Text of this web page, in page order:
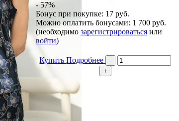
- 57%
Бонус при покупке: 17 руб.
Можно оплатить бонусами: 1 700 руб.
(необходимо зарегистрироватьсяили
войти)
КупитьПодробнее